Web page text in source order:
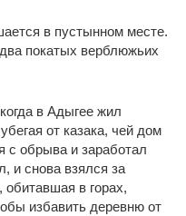
в пустынном месте.
покатых верблюжьих
в Адыгее жил
от казака, чей дом
с обрыва и заработал
и снова взялся за
в горах,
избавить деревню от